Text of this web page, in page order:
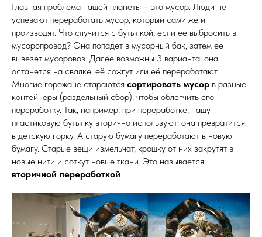
Главная проблема нашей планеты – это мусор. Люди не
успевают переработать мусор, который сами же и
производят. Что случится с бутылкой, если ее выбросить в
мусоропровод? Она попадёт в мусорный бак, затем её
вывезет мусоровоз. Далее возможны 3 варианта: она
останется на свалке, её сожгут или её переработают.
Многие горожане стараются сортировать мусор в разные
контейнеры (раздельный сбор), чтобы облегчить его
переработку. Так, например, при переработке, нашу
пластиковую бутылку вторично используют: она превратится
в детскую горку. А старую бумагу переработают в новую
бумагу. Старые вещи измельчат, крошку от них закрутят в
новые нити и соткут новые ткани. Это называется
вторичной переработкой